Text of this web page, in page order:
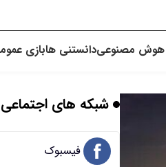
هوش مصنوعیدانستنی هابازی
شبکه های اجتماعی
فیسبوک